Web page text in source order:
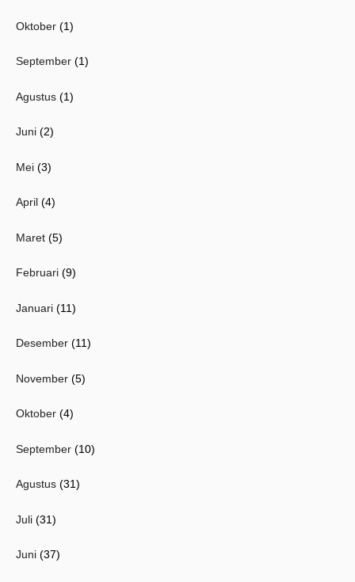
Oktober (1)
September (1)
Agustus (1)
Juni (2)
Mei (3)
April (4)
Maret (5)
Februari (9)
Januari (11)
Desember (11)
November (5)
Oktober (4)
September (10)
Agustus (31)
Juli (31)
Juni (37)